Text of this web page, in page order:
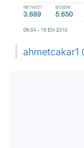
ahmetcakar1